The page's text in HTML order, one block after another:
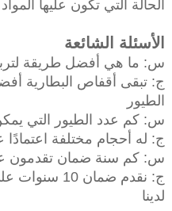
الحالة التي تكون عليها
الأسئلة الشائعة
س: ما هي أفضل طريقة
ج: تبقى أقفاص البطارية
الطيور
س: كم عدد الطيور التي
ج: له أحجام مختلفة
س: كم سنة ضمان تقدمون
ج: نقدم ضمان
لدينا